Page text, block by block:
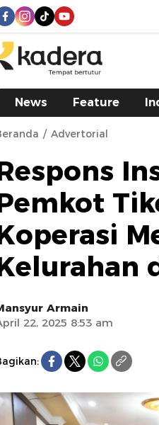
bertutur
News Feature
Advertorial
Armain
22, 2025 8:53 am